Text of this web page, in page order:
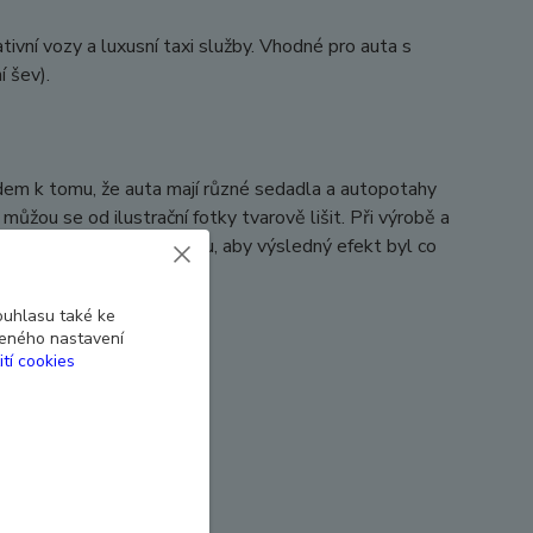
vozy a luxusní taxi služby. Vhodné pro auta s
šev).
k tomu, že auta mají různé sedadla a autopotahy
se od ilustrační fotky tvarově lišit. Při výrobě a
sedadel, a k tomu, aby výsledný efekt byl co
také ke
nastavení
cookies